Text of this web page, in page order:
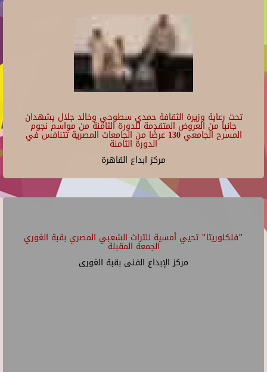
تحت رعاية وزيرة الثقافة حمدي سطوحي وخالد جلال يشهدان
جانبا من العروض المتقدمة للدورة الثامنة من مواسم نجوم
المسرح الجامعي 130 عرضًا من الجامعات المصرية تتنافس في
الدورة الثامنة
مركز ابداع القاهرة
"فلكلوريتا" تحيي أمسية للتراث الشعبي المصري بقبة الغوري
الجمعة المقبلة
مركز الإبداع الفنى بقبة الغورى